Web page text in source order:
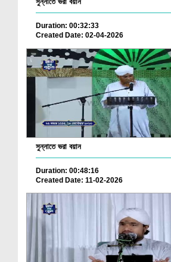
Duration: 00:32:33
Created Date: 02-04-2026
সুন্নাতে ভরা বয়ান
Duration: 00:48:16
Created Date: 11-02-2026